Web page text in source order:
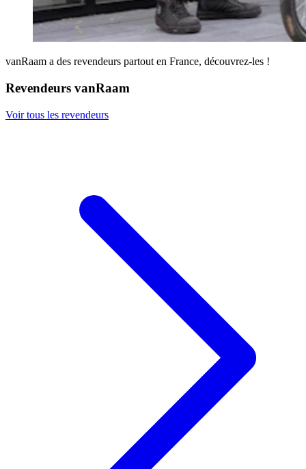
vanRaam a des revendeurs partout en France, découvrez-les !
Revendeurs vanRaam
Voir tous les revendeurs